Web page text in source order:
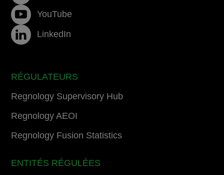
YouTube
LinkedIn
RÉGULATEURS
Regnology Supervisory Hub
Regnology AEOI
Regnology Fusion Statistics
ENTITÉS RÉGULÉES